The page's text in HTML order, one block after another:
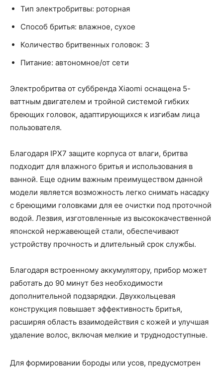
Тип электробритвы: роторная
Способ бритья: влажное, сухое
Количество бритвенных головок: 3
Питание: автономное/от сети
Электробритва от суббренда Xiaomi оснащена 5-
ваттным двигателем и тройной системой гибких
бреющих головок, адаптирующихся к изгибам лица
пользователя.
Благодаря IPX7 защите корпуса от влаги, бритва
подходит для влажного бритья и использования в
ванной. Еще одним важным преимуществом данной
модели является возможность легко снимать насадку
с бреющими головками для ее очистки под проточной
водой. Лезвия, изготовленные из высококачественной
японской нержавеющей стали, обеспечивают
устройству прочность и длительный срок службы.
Благодаря встроенному аккумулятору, прибор может
работать до 90 минут без необходимости
дополнительной подзарядки. Двухкольцевая
конструкция повышает эффективность бритья,
расширяя область взаимодействия с кожей и улучшая
удаление волос, включая мелкие и труднодоступные.
Для формировании бороды или усов, предусмотрен